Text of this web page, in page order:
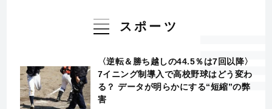
スポーツ
〈逆転＆勝ち越しの44.5％は7回以降〉
7イニング制導入で高校野球はどう変わ
る？ データが明らかにする“短縮”の弊
害